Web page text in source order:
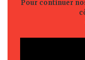
Pour continuer